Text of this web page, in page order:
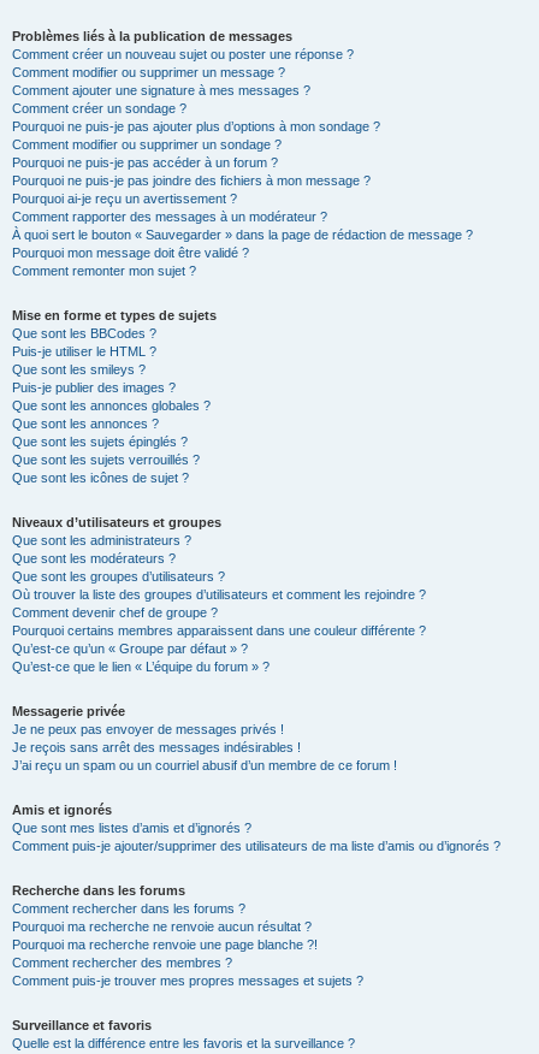
Problèmes liés à la publication de messages
Comment créer un nouveau sujet ou poster une réponse ?
Comment modifier ou supprimer un message ?
Comment ajouter une signature à mes messages ?
Comment créer un sondage ?
Pourquoi ne puis-je pas ajouter plus d’options à mon sondage ?
Comment modifier ou supprimer un sondage ?
Pourquoi ne puis-je pas accéder à un forum ?
Pourquoi ne puis-je pas joindre des fichiers à mon message ?
Pourquoi ai-je reçu un avertissement ?
Comment rapporter des messages à un modérateur ?
À quoi sert le bouton « Sauvegarder » dans la page de rédaction de message ?
Pourquoi mon message doit être validé ?
Comment remonter mon sujet ?
Mise en forme et types de sujets
Que sont les BBCodes ?
Puis-je utiliser le HTML ?
Que sont les smileys ?
Puis-je publier des images ?
Que sont les annonces globales ?
Que sont les annonces ?
Que sont les sujets épinglés ?
Que sont les sujets verrouillés ?
Que sont les icônes de sujet ?
Niveaux d’utilisateurs et groupes
Que sont les administrateurs ?
Que sont les modérateurs ?
Que sont les groupes d’utilisateurs ?
Où trouver la liste des groupes d’utilisateurs et comment les rejoindre ?
Comment devenir chef de groupe ?
Pourquoi certains membres apparaissent dans une couleur différente ?
Qu’est-ce qu’un « Groupe par défaut » ?
Qu’est-ce que le lien « L’équipe du forum » ?
Messagerie privée
Je ne peux pas envoyer de messages privés !
Je reçois sans arrêt des messages indésirables !
J’ai reçu un spam ou un courriel abusif d’un membre de ce forum !
Amis et ignorés
Que sont mes listes d’amis et d’ignorés ?
Comment puis-je ajouter/supprimer des utilisateurs de ma liste d’amis ou d’ignorés ?
Recherche dans les forums
Comment rechercher dans les forums ?
Pourquoi ma recherche ne renvoie aucun résultat ?
Pourquoi ma recherche renvoie une page blanche ?!
Comment rechercher des membres ?
Comment puis-je trouver mes propres messages et sujets ?
Surveillance et favoris
Quelle est la différence entre les favoris et la surveillance ?